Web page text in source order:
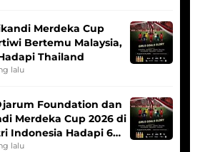
Merdeka Cup
Bertemu Malaysia,
Thailand
lalu
Foundation dan
Merdeka Cup 2026 di
Indonesia Hadapi 6
lalu